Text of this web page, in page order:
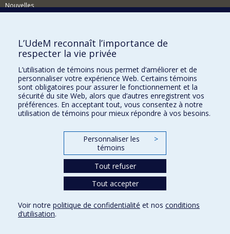
Nouvelles
Comment soutenir le Département?
BESOIN D'AIDE?
Plan du site
Signaler une erreur
Accessibilité
FACULTÉ DES ARTS ET DES SCIENCES
Nos départements et écoles
Conditions d’utilisation
L’UdeM reconnaît l’importance de
respecter la vie privée
L’utilisation de témoins nous permet d’améliorer et de
personnaliser votre expérience Web. Certains témoins
sont obligatoires pour assurer le fonctionnement et la
sécurité du site Web, alors que d’autres enregistrent vos
préférences. En acceptant tout, vous consentez à notre
utilisation de témoins pour mieux répondre à vos besoins.
Personnaliser les
témoins
>
Tout refuser
Tout accepter
Voir notre politique de confidentialité et nos conditions
d’utilisation.